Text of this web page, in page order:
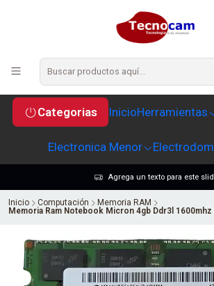
Categorias InicioHerramientas
Electronica Menor
Agrega un texto para este
Inicio Computación
Memoria RAM
Memoria Ram Notebook Micron 4gb Ddr3l 1600mhz